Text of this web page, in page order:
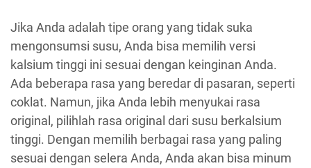
Jika Anda adalah tipe orang yang tidak suka
mengonsumsi susu, Anda bisa memilih versi
kalsium tinggi ini sesuai dengan keinginan Anda.
Ada beberapa rasa yang beredar di pasaran, seperti
coklat. Namun, jika Anda lebih menyukai rasa
original, pilihlah rasa original dari susu berkalsium
tinggi. Dengan memilih berbagai rasa yang paling
sesuai dengan selera Anda, Anda akan bisa minum